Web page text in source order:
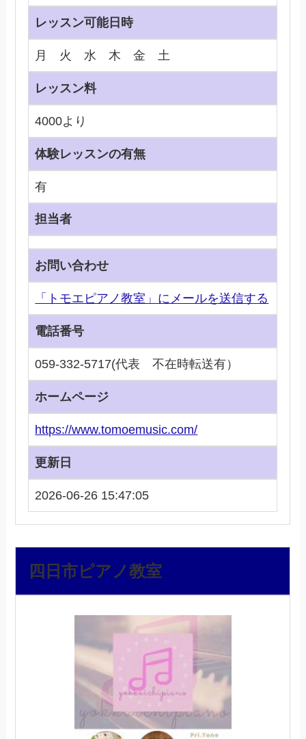
レッスン可能日時
月 火 水 木 金 土
レッスン料
4000より
体験レッスンの有無
有
担当者
お問い合わせ
「トモエピアノ教室」にメールを送信する
電話番号
059-332-5717(代表 不在時転送有）
ホームページ
https://www.tomoemusic.com/
更新日
2026-06-26 15:47:05
四日市ピアノ教室